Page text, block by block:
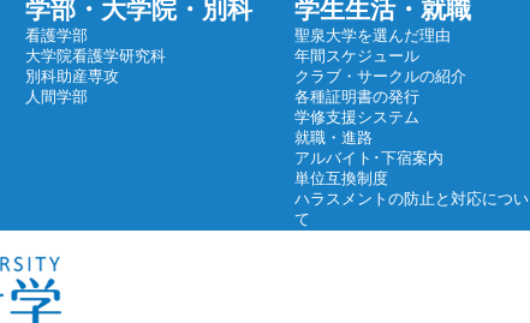
学部・大学院・別科
看護学部
大学院看護学研究科
別科助産専攻
人間学部
学生生活・就職
聖泉大学を選んだ理由
年間スケジュール
クラブ・サークルの紹介
各種証明書の発行
学修支援システム
就職・進路
アルバイト･下宿案内
単位互換制度
ハラスメントの防止と対応につい
て